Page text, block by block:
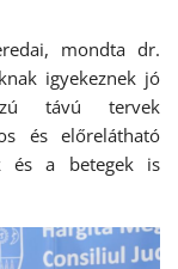
mondta dr.
igyekeznek jó
távú tervek
és előrelátható
és a betegek is